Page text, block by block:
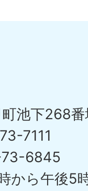
池下268
7111
73-6845
から午後5